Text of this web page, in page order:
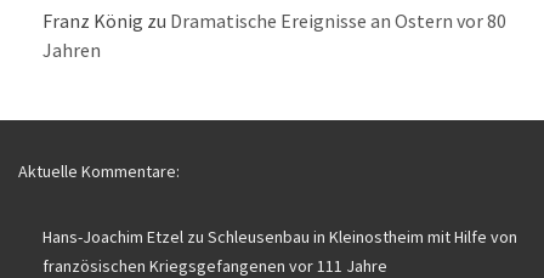
Franz König zu Dramatische Ereignisse an Ostern vor 80
Jahren
Aktuelle Kommentare:
Hans-Joachim Etzel zu Schleusenbau in Kleinostheim mit Hilfe von
französischen Kriegsgefangenen vor 111 Jahre